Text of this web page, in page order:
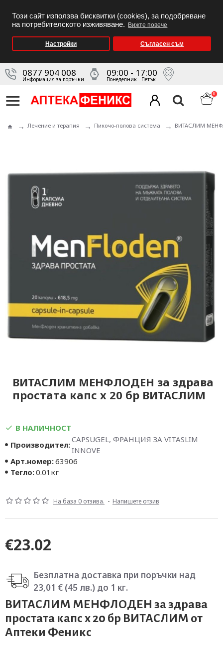
Този сайт използва бисквитки (cookies), за подобряване
на потребителското изживяване.
Вижте повече
Настройки Съгласен съм
0877 904 008
Информация за поръчки
09:00 - 17:00
Понеделник - Петък
0
Лечение и терапия Пикочо-полова система ВИТАСЛИМ
ВИТАСЛИМ МЕНФЛОДЕН за здрава
простата капс х 20 бр ВИТАСЛИМ
В НАЛИЧНОСТ
Производител:
CAPSUGEL, ФРАНЦИЯ ЗА VITASLIM
INNOVE
Арт.номер:63906
Тегло:0.01кг
На база 0 отзива. - Напишете отзив
€23.02
Безплатна доставка при поръчки над
23,01 € (45 лв.) до 1 кг.
ВИТАСЛИМ МЕНФЛОДЕН за здрава
простата капс х 20 бр ВИТАСЛИМ от
Аптеки Феникс